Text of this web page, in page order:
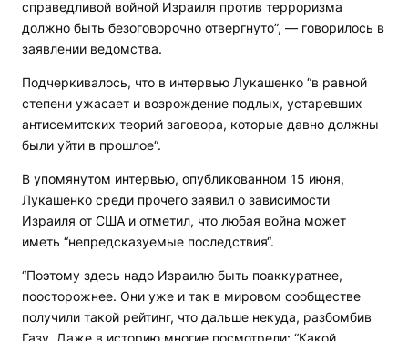
справедливой войной Израиля против терроризма
должно быть безоговорочно отвергнуто”, — говорилось в
заявлении ведомства.
Подчеркивалось, что в интервью Лукашенко “в равной
степени ужасает и возрождение подлых, устаревших
антисемитских теорий заговора, которые давно должны
были уйти в прошлое“.
В упомянутом интервью, опубликованном 15 июня,
Лукашенко среди прочего заявил о зависимости
Израиля от США и отметил, что любая война может
иметь “непредсказуемые последствия“.
“Поэтому здесь надо Израилю быть поаккуратнее,
поосторожнее. Они уже и так в мировом сообществе
получили такой рейтинг, что дальше некуда, разбомбив
Газу. Даже в историю многие посмотрели: “Какой